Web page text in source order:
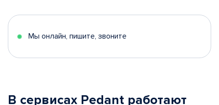
Мы онлайн, пишите, звоните
В сервисах Pedant работают